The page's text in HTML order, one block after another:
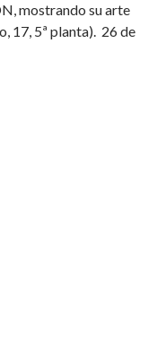
mostrando su arte
17, 5ª planta). 26 de